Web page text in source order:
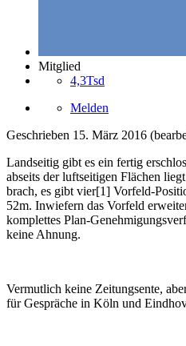
Mitglied
4,3Tsd
Melden
Geschrieben 15. März 2016
Landseitig gibt es ein fertig
abseits der luftseitigen Flächen
brach, es gibt vier[1] Vorfeld-
52m. Inwiefern das Vorfeld
komplettes Plan-
keine Ahnung.
Vermutlich keine Zeitungsente,
für Gespräche in Köln und